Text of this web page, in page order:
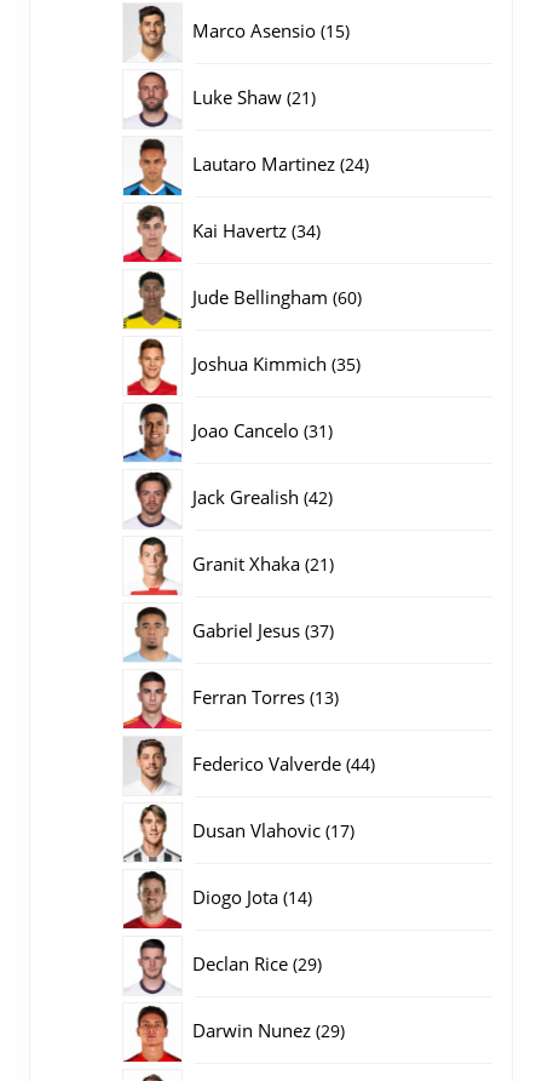
Marco Asensio 1515
Luke Shaw 2121
Lautaro Martinez 2424
Kai Havertz 3434
Jude Bellingham 6060
Joshua Kimmich 3535
Joao Cancelo 3131
Jack Grealish 4242
Granit Xhaka 2121
Gabriel Jesus 3737
Ferran Torres 1313
Federico Valverde 4444
Dusan Vlahovic 1717
Diogo Jota 1414
Declan Rice 2929
Darwin Nunez 2929